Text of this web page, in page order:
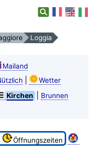
Loggia
Mailand
Wetter
Kirchen
Brunnen
Öffnungszeiten